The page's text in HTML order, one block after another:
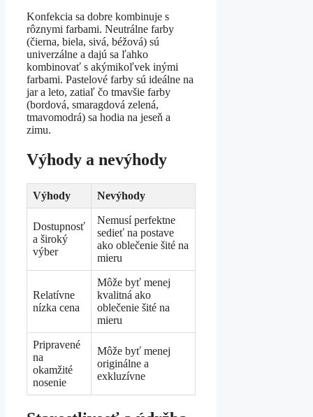
Konfekcia sa dobre kombinuje s
rôznymi farbami. Neutrálne farby
(čierna, biela, sivá, béžová) sú
univerzálne a dajú sa ľahko
kombinovať s akýmikoľvek inými
farbami. Pastelové farby sú ideálne na
jar a leto, zatiaľ čo tmavšie farby
(bordová, smaragdová zelená,
tmavomodrá) sa hodia na jeseň a
zimu.
Výhody a nevýhody
Výhody Nevýhody
Dostupnosť
a široký
výber
Nemusí perfektne
sedieť na postave
ako oblečenie šité na
mieru
Relatívne
nízka cena
Môže byť menej
kvalitná ako
oblečenie šité na
mieru
Pripravené
na
okamžité
nosenie
Môže byť menej
originálne a
exkluzívne